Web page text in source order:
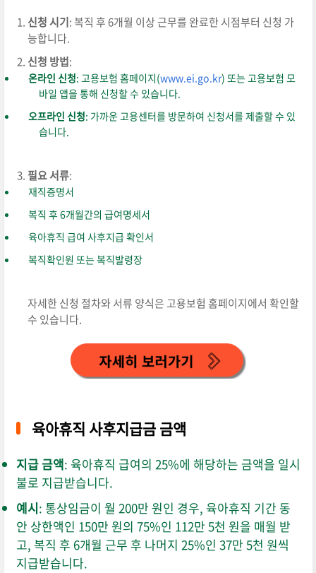
신청 시기: 복직 후 6개월 이상 근무를 완료한 시점부터 신청 가
능합니다.
신청 방법:
온라인 신청: 고용보험 홈페이지(www.ei.go.kr) 또는 고용보험 모
바일 앱을 통해 신청할 수 있습니다.
오프라인 신청: 가까운 고용센터를 방문하여 신청서를 제출할 수 있
습니다.
필요 서류:
재직증명서
복직 후 6개월간의 급여명세서
육아휴직 급여 사후지급 확인서
복직확인원 또는 복직발령장
자세한 신청 절차와 서류 양식은 고용보험 홈페이지에서 확인할
수 있습니다.
육아휴직 사후지급금 금액
지급 금액: 육아휴직 급여의 25%에 해당하는 금액을 일시
불로 지급받습니다.
예시: 통상임금이 월 200만 원인 경우, 육아휴직 기간 동
안 상한액인 150만 원의 75%인 112만 5천 원을 매월 받
고, 복직 후 6개월 근무 후 나머지 25%인 37만 5천 원씩
지급받습니다.